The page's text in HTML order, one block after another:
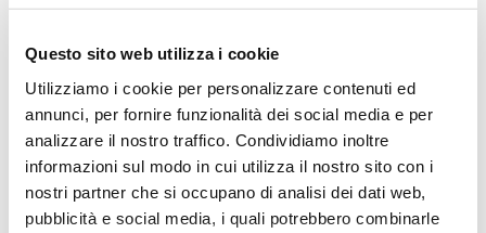
Questo sito web utilizza i cookie
Utilizziamo i cookie per personalizzare contenuti ed
annunci, per fornire funzionalità dei social media e per
analizzare il nostro traffico. Condividiamo inoltre
informazioni sul modo in cui utilizza il nostro sito con i
nostri partner che si occupano di analisi dei dati web,
pubblicità e social media, i quali potrebbero combinarle
Oggetto:
FORNITURA CHIUSINI PAVA, REXESS E COLLARI
DI RIPARAZIONE E DERIVAZIONE, PER
MAGAZZINO GORIZIA
Codice Fiscale: